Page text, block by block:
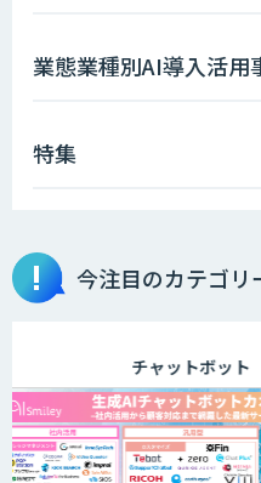
ィング
アリス
ELYZA
業態業種別AI導入活用
特集
今注目のカテゴリ
チャットボット